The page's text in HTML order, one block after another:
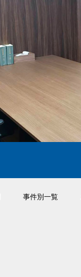
事件別一覧